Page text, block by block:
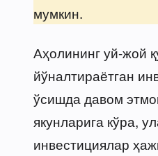
мумкин.
Аҳолининг уй-жой
йўналтираётган
ўсишда давом
якунларига кўра,
инвестициялар